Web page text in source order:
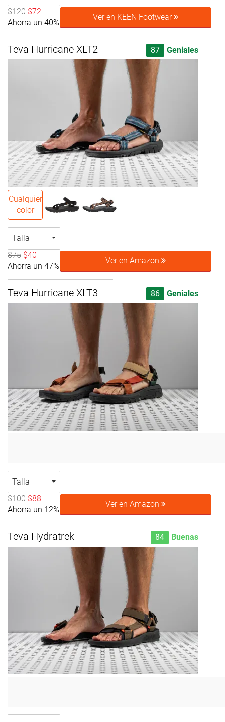
$120 $72
Ahorra un 40%
Ver en KEEN Footwear
Teva Hurricane XLT2 87 Geniales
Cualquier
color
Talla
$75 $40
Ahorra un 47%
Ver en Amazon
Teva Hurricane XLT3 86 Geniales
Talla
$100 $88
Ahorra un 12%
Ver en Amazon
Teva Hydratrek 84 Buenas